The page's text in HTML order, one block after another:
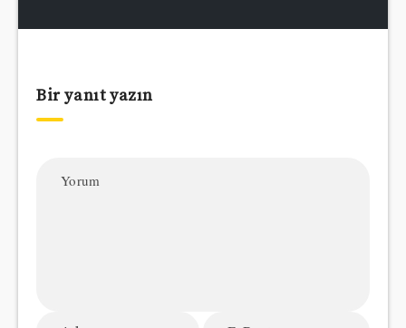
Bir yanıt yazın